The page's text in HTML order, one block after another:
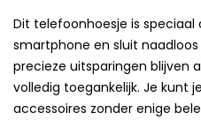
Dit telefoonhoesje is
smartphone en sluit
precieze uitsparingen blijven
volledig toegankelijk. Je kunt
accessoires zonder enige